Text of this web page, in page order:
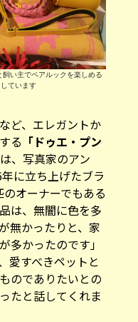
飼い主でペアルックを楽しめる
ています
ど、エレガントか
る 「ドゥエ・プン
は、写真家のアン
に立ち上げたブラ
オーナーでもある
は、無闇に色を多
無かったりと、家
多かったのです」
愛すべきペットと
のでありたいとの
たと話してくれま